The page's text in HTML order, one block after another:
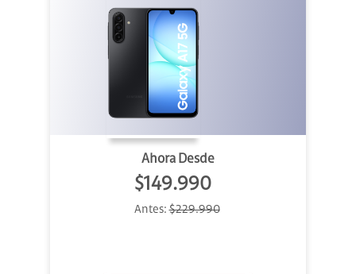
Ahora Desde
$149.990
Antes:$229.990